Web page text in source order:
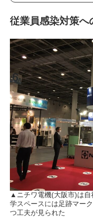
従業員感染対策へ
▲ニチワ電機(大阪市)は自
学スペースには足跡マー
つ工夫が見られた